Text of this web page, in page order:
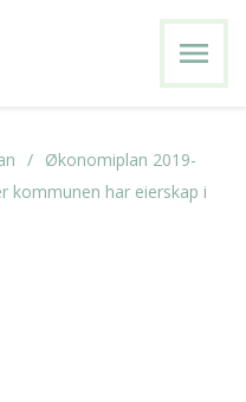
menu
Økonomiplan 2019-
kommunen har eierskap i